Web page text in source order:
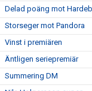
Delad poäng mot
Storseger mot Pandora
Vinst i premiären
Äntligen seriepremiär
Summering DM